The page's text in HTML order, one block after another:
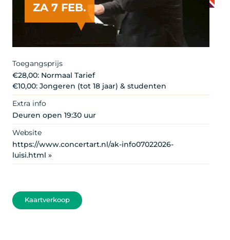
ZA 7 FEB.
Toegangsprijs
€28,00: Normaal Tarief
€10,00: Jongeren (tot 18 jaar) & studenten
Extra info
Deuren open 19:30 uur
Website
https://www.concertart.nl/ak-info07022026-
luisi.html »
Kaartverkoop